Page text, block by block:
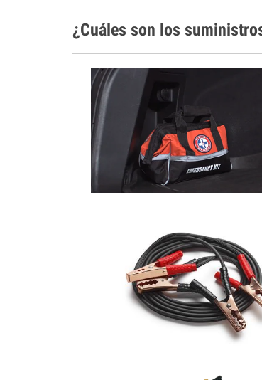
¿Cuáles son los